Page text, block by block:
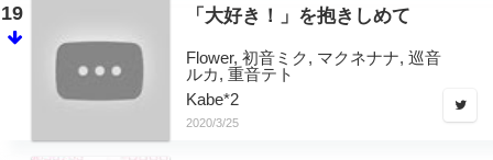
19 「大好き！」を抱きしめて
Flower, 初音ミク, マクネナナ, 巡音
ルカ, 重音テト
Kabe*2
2020/3/25